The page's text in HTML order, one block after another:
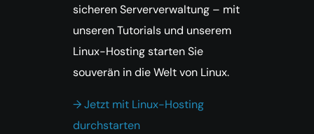
sicheren Serververwaltung – mit
unseren Tutorials und unserem
Linux-Hosting starten Sie
souverän in die Welt von Linux.
→ Jetzt mit Linux-Hosting
durchstarten